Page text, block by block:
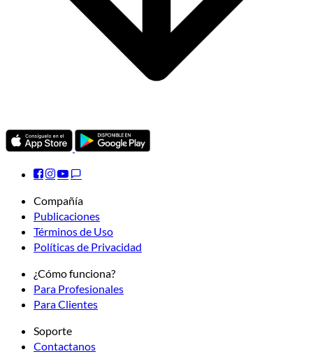
Compañía
Publicaciones
Términos de Uso
Políticas de Privacidad
¿Cómo funciona?
Para Profesionales
Para Clientes
Soporte
Contactanos